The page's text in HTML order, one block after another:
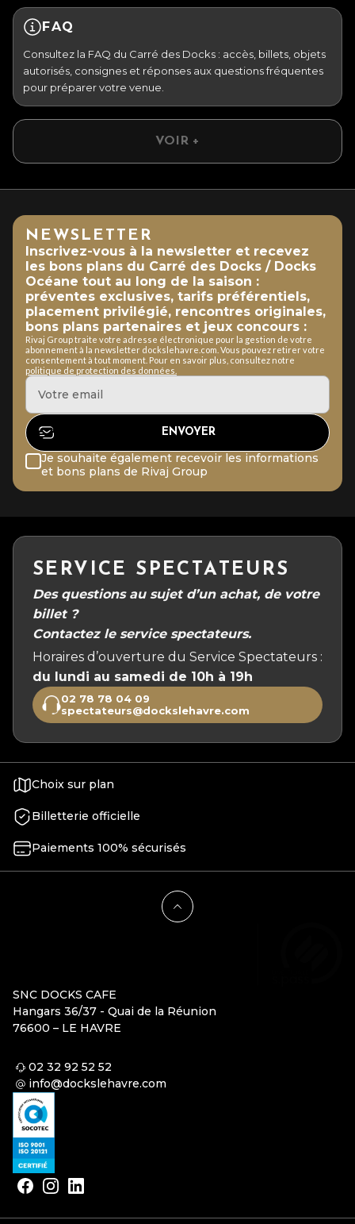
FAQ
Consultez la FAQ du Carré des Docks : accès, billets, objets
autorisés, consignes et réponses aux questions fréquentes
pour préparer votre venue.
VOIR +
NEWSLETTER
Inscrivez-vous à la newsletter et recevez
les bons plans du Carré des Docks / Docks
Océane tout au long de la saison :
préventes exclusives, tarifs préférentiels,
placement privilégié, rencontres originales,
bons plans partenaires et jeux concours :
Rivaj Group traite votre adresse électronique pour la gestion de votre
abonnement à la newsletter dockslehavre.com. Vous pouvez retirer votre
consentement à tout moment. Pour en savoir plus, consultez notre
politique de protection des données.
Je souhaite également recevoir les informations
et bons plans de Rivaj Group
SERVICE SPECTATEURS
Des questions au sujet d’un achat, de votre
billet ?
Contactez le service spectateurs.
Horaires d’ouverture du Service Spectateurs :
du lundi au samedi de 10h à 19h
02 78 78 04 09
spectateurs@dockslehavre.com
Choix sur plan
Billetterie officielle
Paiements 100% sécurisés
SNC DOCKS CAFE
Hangars 36/37 - Quai de la Réunion
76600 – LE HAVRE
02 32 92 52 52
info@dockslehavre.com